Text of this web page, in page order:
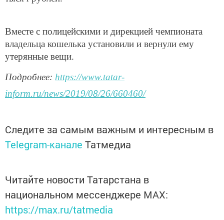
Вместе с полицейскими и дирекцией чемпионата
владельца кошелька установили и вернули ему
утерянные вещи.
Подробнее: https://www.tatar-
inform.ru/news/2019/08/26/660460/
Следите за самым важным и интересным в
Telegram-канале Татмедиа
Читайте новости Татарстана в
национальном мессенджере MАХ:
https://max.ru/tatmedia